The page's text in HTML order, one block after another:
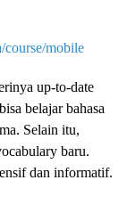
mobile
up-to-date
belajar bahasa
Selain itu,
baru.
dan informatif.